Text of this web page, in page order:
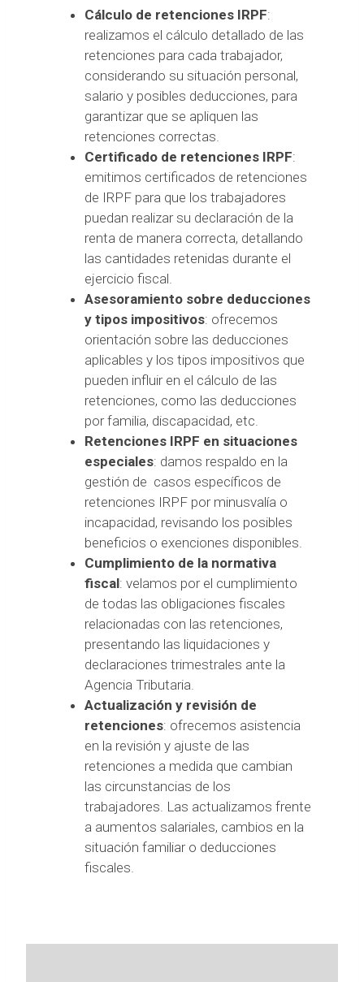
Cálculo de retenciones IRPF:
realizamos el cálculo detallado de las
retenciones para cada trabajador,
considerando su situación personal,
salario y posibles deducciones, para
garantizar que se apliquen las
retenciones correctas.
Certificado de retenciones IRPF:
emitimos certificados de retenciones
de IRPF para que los trabajadores
puedan realizar su declaración de la
renta de manera correcta, detallando
las cantidades retenidas durante el
ejercicio fiscal.
Asesoramiento sobre deducciones
y tipos impositivos: ofrecemos
orientación sobre las deducciones
aplicables y los tipos impositivos que
pueden influir en el cálculo de las
retenciones, como las deducciones
por familia, discapacidad, etc.
Retenciones IRPF en situaciones
especiales: damos respaldo en la
gestión de casos específicos de
retenciones IRPF por minusvalía o
incapacidad, revisando los posibles
beneficios o exenciones disponibles.
Cumplimiento de la normativa
fiscal: velamos por el cumplimiento
de todas las obligaciones fiscales
relacionadas con las retenciones,
presentando las liquidaciones y
declaraciones trimestrales ante la
Agencia Tributaria.
Actualización y revisión de
retenciones: ofrecemos asistencia
en la revisión y ajuste de las
retenciones a medida que cambian
las circunstancias de los
trabajadores. Las actualizamos frente
a aumentos salariales, cambios en la
situación familiar o deducciones
fiscales.